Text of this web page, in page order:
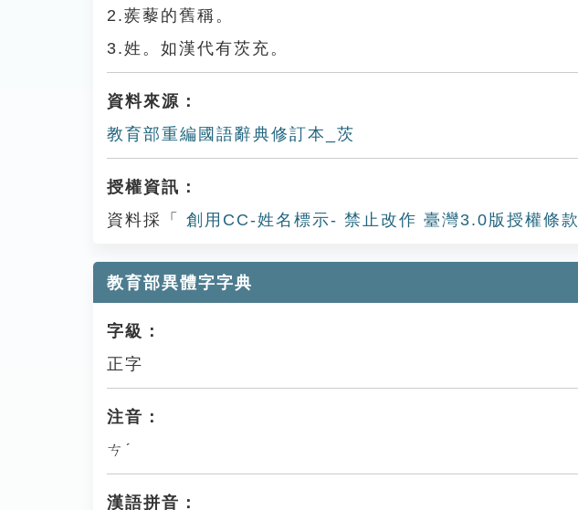
2.蒺藜的舊稱。
3.姓。如漢代有茨充。
資料來源：
教育部重編國語辭典修訂本_茨
授權資訊：
資料採「
創用CC-姓名標示- 禁止改作 臺灣3.0版授權條款
教育部異體字字典
字級：
正字
注音：
ㄘˊ
漢語拼音：